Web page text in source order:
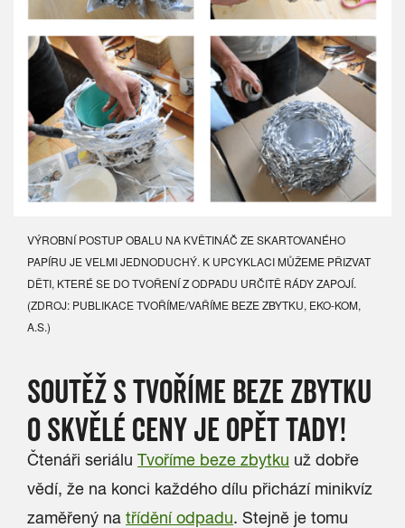
VÝROBNÍ POSTUP OBALU NA KVĚTINÁČ ZE SKARTOVANÉHO
PAPÍRU JE VELMI JEDNODUCHÝ. K UPCYKLACI MŮŽEME PŘIZVAT
DĚTI, KTERÉ SE DO TVOŘENÍ Z ODPADU URČITĚ RÁDY ZAPOJÍ.
(ZDROJ: PUBLIKACE TVOŘÍME/VAŘÍME BEZE ZBYTKU, EKO-KOM,
A.S.)
SOUTĚŽ S TVOŘÍME BEZE ZBYTKU
O SKVĚLÉ CENY JE OPĚT TADY!
Čtenáři seriálu Tvoříme beze zbytku už dobře
vědí, že na konci každého dílu přichází minikvíz
zaměřený na třídění odpadu. Stejně je tomu